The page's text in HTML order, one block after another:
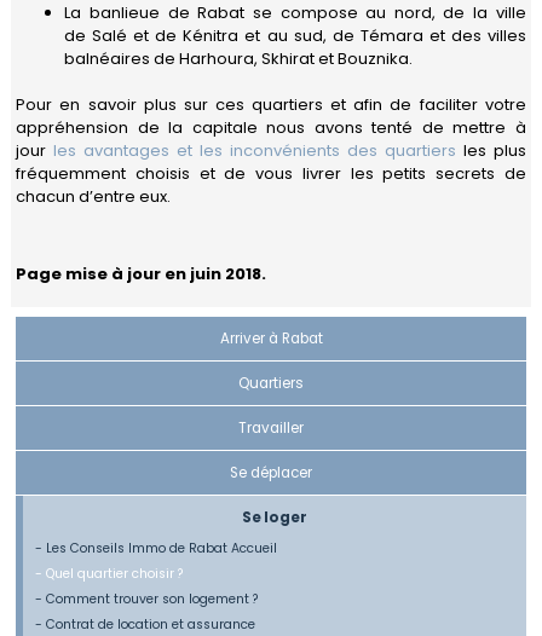
Maroc
La banlieue de Rabat se compose au nord, de la ville
de Salé et de Kénitra et au sud, de Témara et des villes
balnéaires de Harhoura, Skhirat et Bouznika.
Pour en savoir plus sur ces quartiers et afin de faciliter votre
appréhension de la capitale nous avons tenté de mettre à
jour les avantages et les inconvénients des quartiers les plus
fréquemment choisis et de vous livrer les petits secrets de
chacun d’entre eux.
Page mise à jour en juin 2018.
Arriver à Rabat
Quartiers
Travailler
Se déplacer
Se loger
- Les Conseils Immo de Rabat Accueil
- Quel quartier choisir ?
- Comment trouver son logement ?
- Contrat de location et assurance